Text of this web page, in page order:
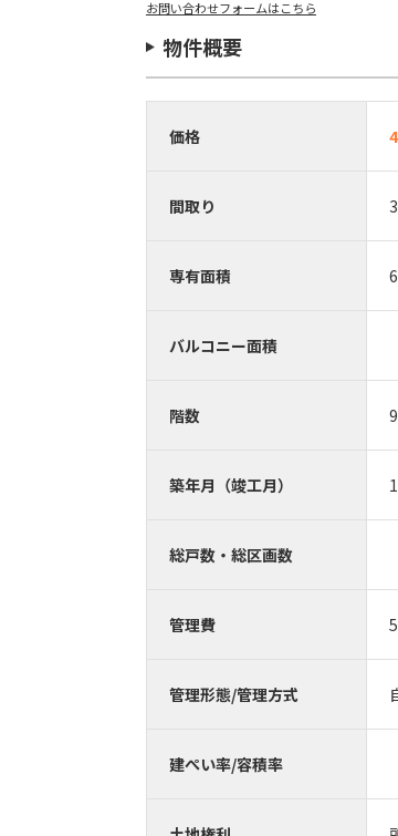
お問い合わせフォームはこちら
物件概要
価格
間取り
専有面積
バルコニー面積
階数
築年月（竣工月）
総戸数・総区画数
管理費
管理形態/管理方式
建ぺい率/容積率